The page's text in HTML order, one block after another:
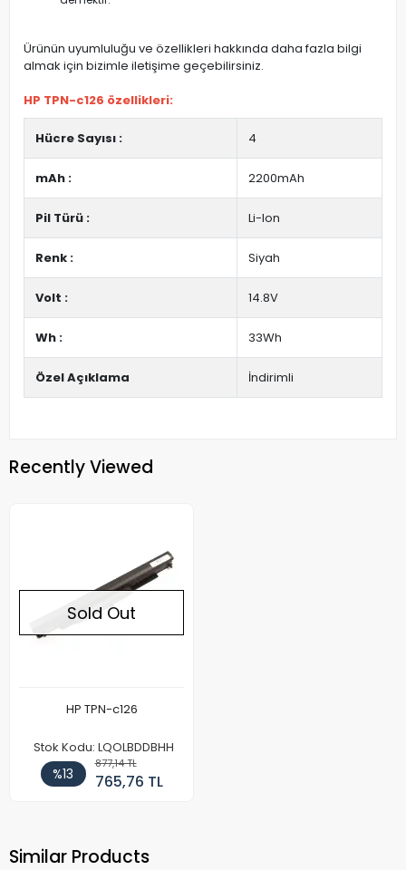
Ürünün uyumluluğu ve özellikleri hakkında daha fazla bilgi
almak için bizimle iletişime geçebilirsiniz.
HP TPN-c126 özellikleri:
Hücre Sayısı : 4
mAh : 2200mAh
Pil Türü : Li-Ion
Renk : Siyah
Volt : 14.8V
Wh : 33Wh
Özel Açıklama İndirimli
Recently Viewed
Sold Out
HP TPN-c126
Stok Kodu: LQOLBDDBHH
%13
877,14 TL
765,76 TL
Similar Products